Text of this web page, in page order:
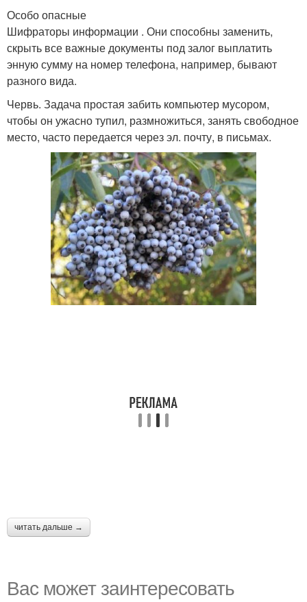
Особо опасные
Шифраторы информации . Они способны заменить,
скрыть все важные документы под залог выплатить
энную сумму на номер телефона, например, бывают
разного вида.
Червь. Задача простая забить компьютер мусором,
чтобы он ужасно тупил, размножиться, занять свободное
место, часто передается через эл. почту, в письмах.
читать дальше →
Вас может заинтересовать